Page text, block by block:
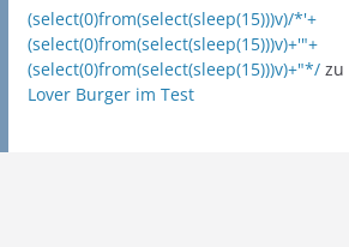
(select(0)from(select(sleep(15)))v)/*'+
(select(0)from(select(sleep(15)))v)+'"+
(select(0)from(select(sleep(15)))v)+"*/zu
Lover Burger im Test